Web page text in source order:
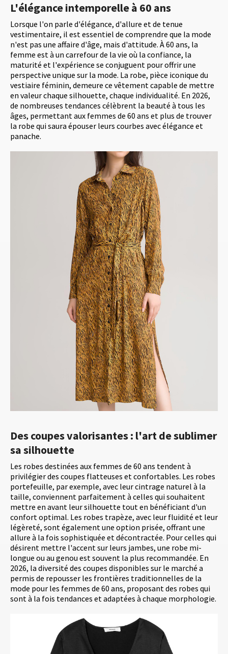
L'élégance intemporelle à 60 ans
Lorsque l'on parle d'élégance, d'allure et de tenue
vestimentaire, il est essentiel de comprendre que la mode
n'est pas une affaire d'âge, mais d'attitude. À 60 ans, la
femme est à un carrefour de la vie où la confiance, la
maturité et l'expérience se conjuguent pour offrir une
perspective unique sur la mode. La robe, pièce iconique du
vestiaire féminin, demeure ce vêtement capable de mettre
en valeur chaque silhouette, chaque individualité. En 2026,
de nombreuses tendances célèbrent la beauté à tous les
âges, permettant aux femmes de 60 ans et plus de trouver
la robe qui saura épouser leurs courbes avec élégance et
panache.
Des coupes valorisantes : l'art de sublimer
sa silhouette
Les robes destinées aux femmes de 60 ans tendent à
privilégier des coupes flatteuses et confortables. Les robes
portefeuille, par exemple, avec leur cintrage naturel à la
taille, conviennent parfaitement à celles qui souhaitent
mettre en avant leur silhouette tout en bénéficiant d'un
confort optimal. Les robes trapèze, avec leur fluidité et leur
légèreté, sont également une option prisée, offrant une
allure à la fois sophistiquée et décontractée. Pour celles qui
désirent mettre l'accent sur leurs jambes, une robe mi-
longue ou au genou est souvent la plus recommandée. En
2026, la diversité des coupes disponibles sur le marché a
permis de repousser les frontières traditionnelles de la
mode pour les femmes de 60 ans, proposant des robes qui
sont à la fois tendances et adaptées à chaque morphologie.